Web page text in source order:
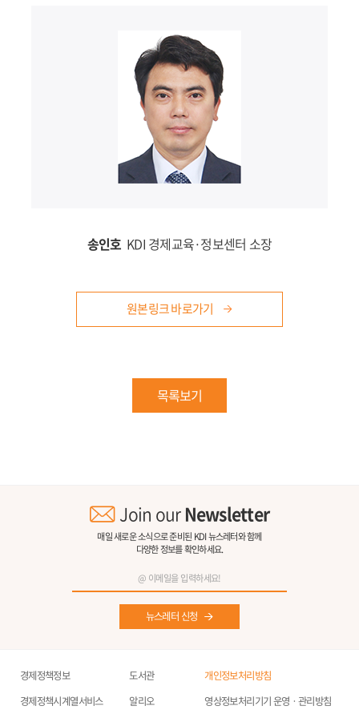
송인호 KDI 경제교육·정보센터 소장
원본링크 바로가기
목록보기
Join ourNewsletter
매일 새로운 소식으로 준비된 KDI 뉴스레터와 함께
다양한 정보를 확인하세요.
뉴스레터 신청
경제정책정보
경제정책시계열서비스
도서관
알리오
개인정보처리방침
영상정보처리기기 운영ㆍ관리방침